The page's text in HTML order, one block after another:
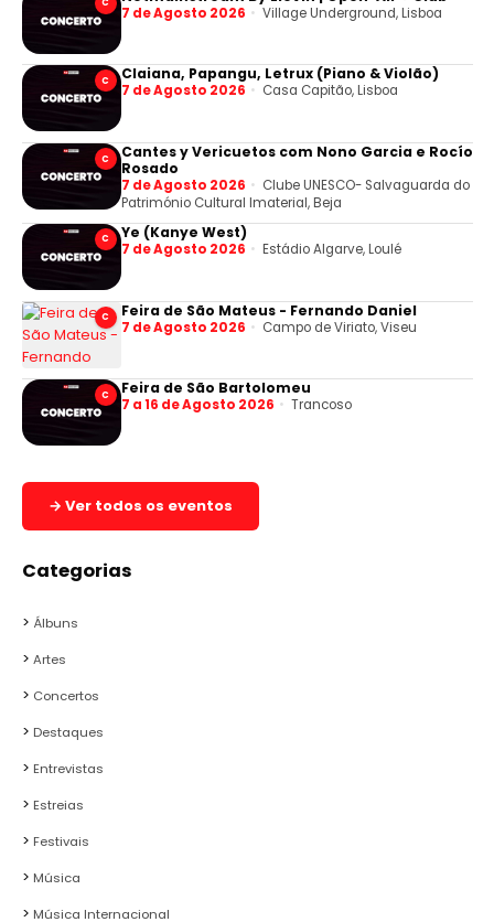
7 de Agosto 2026 Village Underground, Lisboa
C Claiana, Papangu, Letrux (Piano & Violão)
7 de Agosto 2026 Casa Capitão, Lisboa
C
Cantes y Vericuetos com Nono Garcia e Rocío
Rosado
7 de Agosto 2026
Clube UNESCO- Salvaguarda do
Património Cultural Imaterial, Beja
C Ye (Kanye West)
7 de Agosto 2026 Estádio Algarve, Loulé
C Feira de São Mateus - Fernando Daniel
7 de Agosto 2026 Campo de Viriato, Viseu
C Feira de São Bartolomeu
7 a 16 de Agosto 2026 Trancoso
→ Ver todos os eventos
Categorias
Álbuns
Artes
Concertos
Destaques
Entrevistas
Estreias
Festivais
Música
Música Internacional